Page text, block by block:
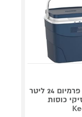
צידנית פרמיום 24 ליטר
כוסות